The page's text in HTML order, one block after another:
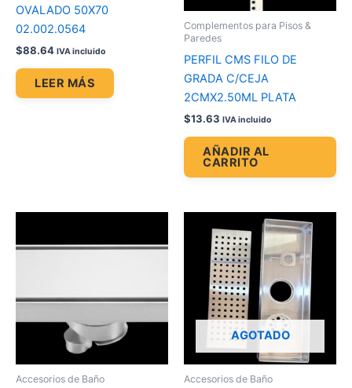
OVALADO 50X70
02.002.0564
$88.64 IVA incluido
LEER MÁS
Complementos para Pisos &
Paredes
PERFIL CMS FILO DE
GRADA C/CEJA
2CMX2.50ML PLATA
$13.63 IVA incluido
AÑADIR AL
CARRITO
Accesorios de Baño
AGOTADO
Accesorios de Baño